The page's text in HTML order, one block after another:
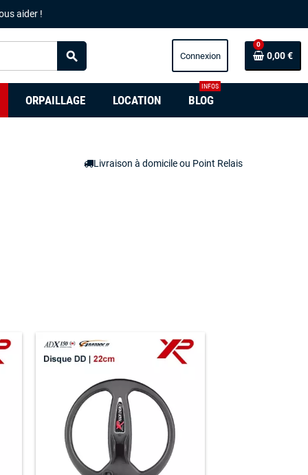
aider !
search
0
0,00 €
ORPAILLAGE LOCATION BLOG
INFOS
Livraison à domicile ou Point Relais